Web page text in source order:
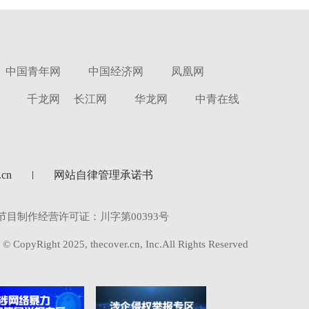
中国青年网 中国经济网 凤凰网
千龙网 长江网 华龙网 中青在线
网站自律管理承诺书
目制作经营许可证：川字第00393号
© CopyRight 2025, thecover.cn, Inc.All Rights Reserved